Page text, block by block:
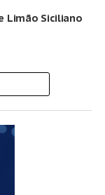
Limão Siciliano